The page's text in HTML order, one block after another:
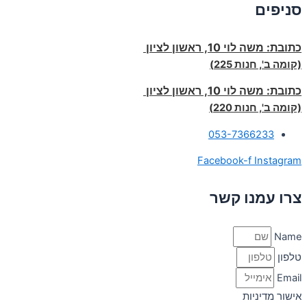
סניפים
כתובת: משה לוי 10, ראשון לציון
(קומה ב', חנות 225)
כתובת: משה לוי 10, ראשון לציון
(קומה ב', חנות 220)
053-7366233
Facebook-f Instagram
צרו עמנו קשר
Name
טלפון
Email
אישור מדיניות